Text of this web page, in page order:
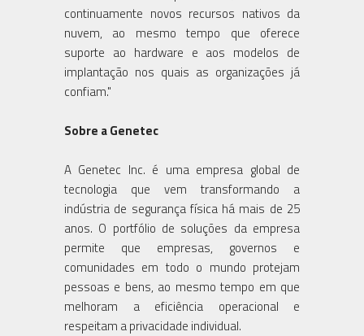
continuamente novos recursos nativos da
nuvem, ao mesmo tempo que oferece
suporte ao hardware e aos modelos de
implantação nos quais as organizações já
confiam."
Sobre a Genetec
A Genetec Inc. é uma empresa global de
tecnologia que vem transformando a
indústria de segurança física há mais de 25
anos. O portfólio de soluções da empresa
permite que empresas, governos e
comunidades em todo o mundo protejam
pessoas e bens, ao mesmo tempo em que
melhoram a eficiência operacional e
respeitam a privacidade individual.